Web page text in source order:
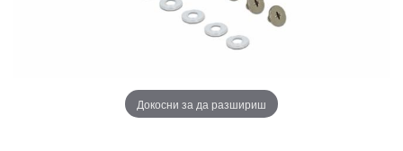
Докосни за да разшириш